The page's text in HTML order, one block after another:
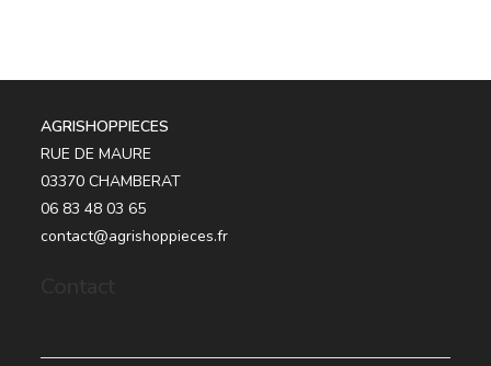
AGRISHOPPIECES
RUE DE MAURE
03370 CHAMBERAT
06 83 48 03 65
contact@agrishoppieces.fr